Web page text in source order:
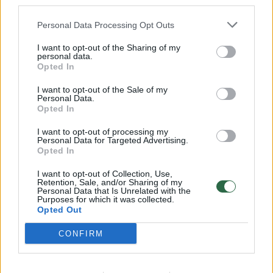
Personal Data Processing Opt Outs
I want to opt-out of the Sharing of my
personal data.
Opted In
I want to opt-out of the Sale of my
Personal Data.
Opted In
I want to opt-out of processing my
Personal Data for Targeted Advertising.
Opted In
I want to opt-out of Collection, Use,
Retention, Sale, and/or Sharing of my
Personal Data that Is Unrelated with the
Purposes for which it was collected.
Opted Out
CONFIRM
32 laipsnių šilumos
Žinios | Orai
Nufilmavo, kaip patvino Vilniaus Vakarinis aplinkkelis:
vaizdas pribloškia
Žinios | Lietuvos diena
00:00:55
Avarija Vilniuje: į stotelę įsirėžęs automobilis sužalojo
Žinios | Lietuvos diena
Visi įrašai